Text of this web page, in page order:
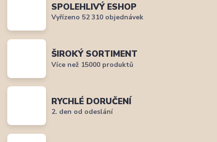
SPOLEHLIVÝ ESHOP
Vyřízeno 52 310 objednávek
ŠIROKÝ SORTIMENT
Více než 15000 produktů
RYCHLÉ DORUČENÍ
2. den od odeslání